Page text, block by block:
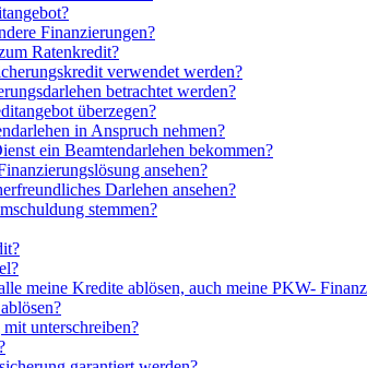
Finanzierungen?
Ratenkredit?
verwendet werden?
betrachtet werden?
überzegen?
in Anspruch nehmen?
ein Beamtendarlehen bekommen?
ansehen?
Darlehen ansehen?
stemmen?
meine Kredite ablösen, auch meine PKW-
unterschreiben?